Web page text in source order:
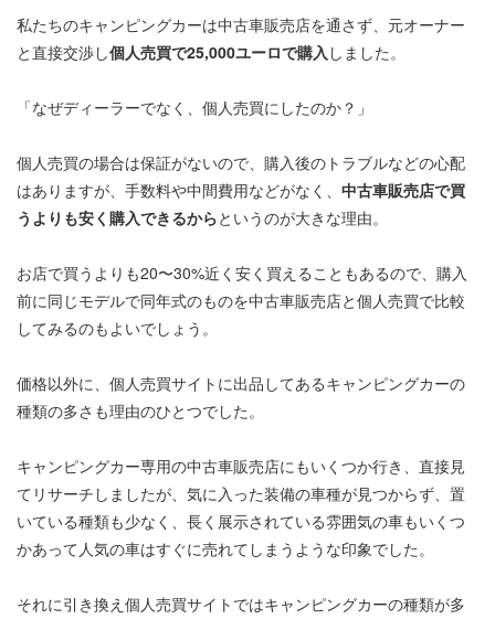
私たちのキャンピングカーは中古車販売店を通さず、元オーナー
と直接交渉し個人売買で25,000ユーロで購入 しました。
「なぜディーラーでなく、個人売買にしたのか？」
個人売買の場合は保証がないので、購入後のトラブルなどの心配
はありますが、手数料や中間費用などがなく、 中古車販売店で買
うよりも安く購入できるからというのが大きな理由。
お店で買うよりも20〜30%近く安く買えることもあるので、購入
前に同じモデルで同年式のものを中古車販売店と個人売買で比較
してみるのもよいでしょう。
価格以外に、個人売買サイトに出品してあるキャンピングカーの
種類の多さも理由のひとつでした。
キャンピングカー専用の中古車販売店にもいくつか行き、直接見
てリサーチしましたが、気に入った装備の車種が見つからず、置
いている種類も少なく、長く展示されている雰囲気の車もいくつ
かあって人気の車はすぐに売れてしまうような印象でした。
それに引き換え個人売買サイトではキャンピングカーの種類が多